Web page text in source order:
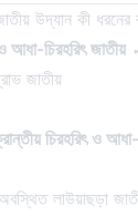
উদ্যান কী ধরনের
আধা-চিরহরিৎ জাতীয়
জাতীয়
চিরহরিৎ ও
লাউয়াছড়া